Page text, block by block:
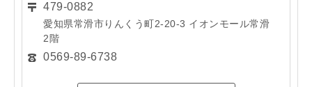
479-0882
愛知県常滑市りんくう町2-20-3 イオンモール常滑
2階
0569-89-6738